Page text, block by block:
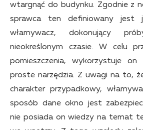
wtargnąć do budynku. Zgodnie z
sprawca ten definiowany jest
włamywacz, dokonujący
nieokreślonym czasie. W celu
pomieszczenia, wykorzystuje on
proste narzędzia. Z uwagi na to,
charakter przypadkowy,
sposób dane okno jest
nie posiada on wiedzy na temat